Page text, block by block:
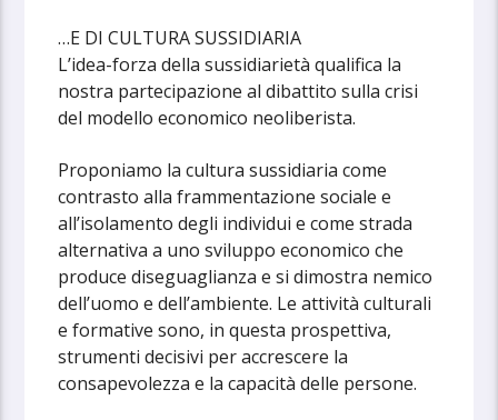
…E DI CULTURA SUSSIDIARIA
L’idea-forza della sussidiarietà qualifica la
nostra partecipazione al dibattito sulla crisi
del modello economico neoliberista.
Proponiamo la cultura sussidiaria come
contrasto alla frammentazione sociale e
all’isolamento degli individui e come strada
alternativa a uno sviluppo economico che
produce diseguaglianza e si dimostra nemico
dell’uomo e dell’ambiente. Le attività culturali
e formative sono, in questa prospettiva,
strumenti decisivi per accrescere la
consapevolezza e la capacità delle persone.